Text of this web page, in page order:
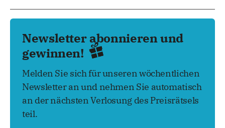
Newsletter abonnieren und
gewinnen!
Melden Sie sich für unseren wöchentlichen
Newsletter an und nehmen Sie automatisch
an der nächsten Verlosung des Preisrätsels
teil.